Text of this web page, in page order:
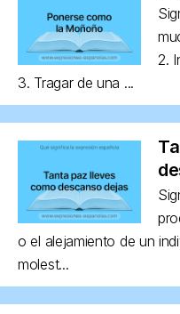
2.
3. Tragar de una ...
o el alejamiento de un
molest...